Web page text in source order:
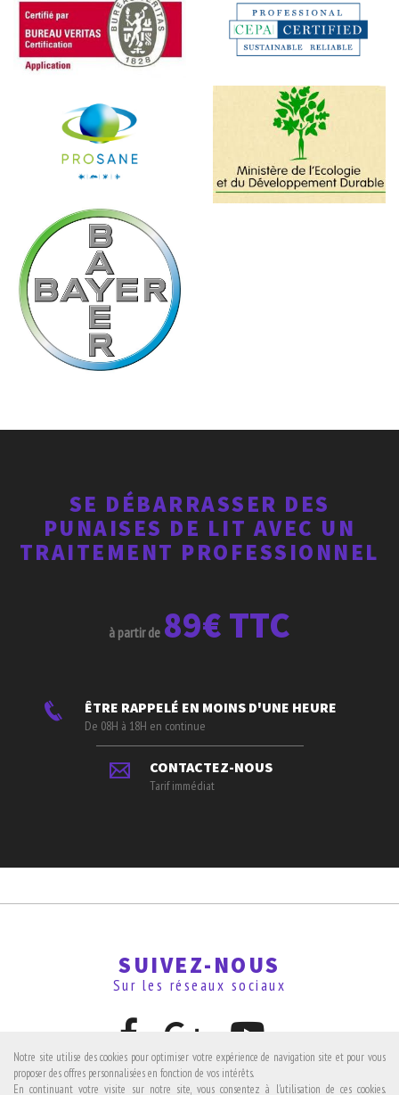
SE DÉBARRASSER DES
PUNAISES DE LIT AVEC UN
TRAITEMENT PROFESSIONNEL
à partir de 89€ TTC
ÊTRE RAPPELÉ EN MOINS D'UNE HEURE
De 08H à 18H en continue
CONTACTEZ-NOUS
Tarif immédiat
SUIVEZ-NOUS
Sur les réseaux sociaux
Notre site utilise des cookies pour optimiser votre expérience de navigation site et pour vous
proposer des offres personnalisées en fonction de vos intérêts.
En continuant votre visite sur notre site, vous consentez à l'utilisation de ces cookies.